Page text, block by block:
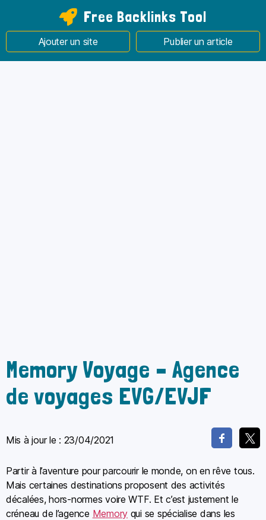
Free Backlinks Tool
Ajouter un site Publier un article
Memory Voyage – Agence
de voyages EVG/EVJF
Mis à jour le : 23/04/2021
Partir à l’aventure pour parcourir le monde, on en rêve tous.
Mais certaines destinations proposent des activités
décalées, hors-normes voire WTF. Et c’est justement le
créneau de l’agence Memory qui se spécialise dans les